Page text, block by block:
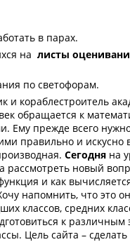
в парах.
на листы
по светофорам.
кораблестроитель
обращается к
Ему прежде всего
правильно и
Сегодня на
рассмотреть новый
и как
напомнить, что это
классов, средних
к
Цель сайта –